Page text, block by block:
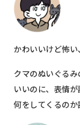
かわいいけど怖い
クマのぬいぐる
いいのに、表情が
何をしてくるのか